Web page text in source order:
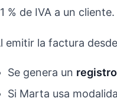
% de IVA a un
emitir la factura
Se genera un
Si Marta usa